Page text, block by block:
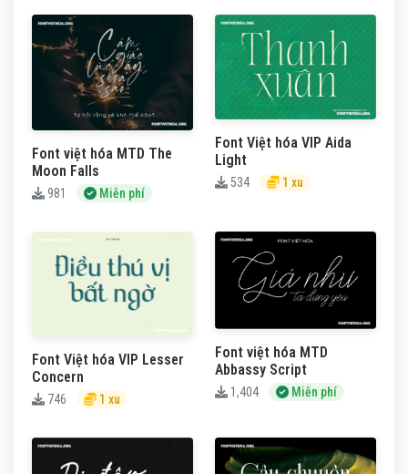
Font việt hóa MTD The
Moon Falls
981 Miễn phí
Font Việt hóa VIP Aida
Light
534 1 xu
Font Việt hóa VIP Lesser
Concern
746 1 xu
Font việt hóa MTD
Abbassy Script
1,404 Miễn phí